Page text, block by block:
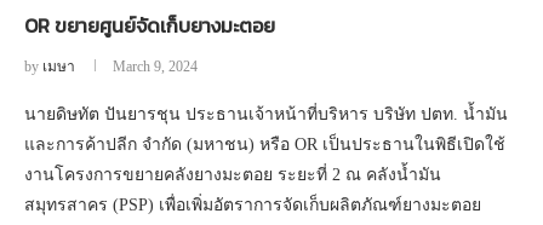
OR ขยายศูนย์จัดเก็บยางมะตอย
by เมษา March 9, 2024
นายดิษทัต ปันยารชุน ประธานเจ้าหน้าที่บริหาร บริษัท ปตท. น้ำมัน
และการค้าปลีก จำกัด (มหาชน) หรือ OR เป็นประธานในพิธีเปิดใช้
งานโครงการขยายคลังยางมะตอย ระยะที่ 2 ณ คลังน้ำมัน
สมุทรสาคร (PSP) เพื่อเพิ่มอัตราการจัดเก็บผลิตภัณฑ์ยางมะตอย